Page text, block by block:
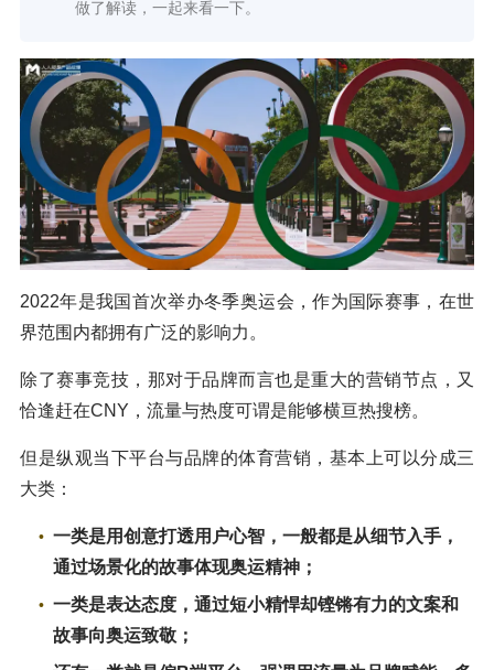
做了解读，一起来看一下。
2022年是我国首次举办冬季奥运会，作为国际赛事，在世
界范围内都拥有广泛的影响力。
除了赛事竞技，那对于品牌而言也是重大的营销节点，又
恰逢赶在CNY，流量与热度可谓是能够横亘热搜榜。
但是纵观当下平台与品牌的体育营销，基本上可以分成三
大类：
一类是用创意打透用户心智，一般都是从细节入手，
通过场景化的故事体现奥运精神；
一类是表达态度，通过短小精悍却铿锵有力的文案和
故事向奥运致敬；